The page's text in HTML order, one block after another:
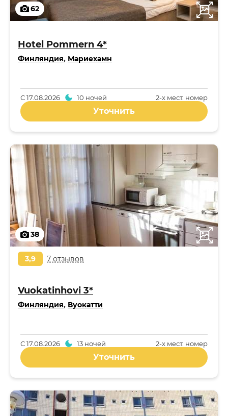
62
Hotel Pommern 4*
Финляндия, Мариехамн
2-x мест. номер
С17.08.2026 10 ночей
Уточнить
38
3,9 7 отзывов
Vuokatinhovi 3*
Финляндия, Вуокатти
2-x мест. номер
С17.08.2026 13 ночей
Уточнить